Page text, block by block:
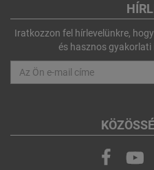
Iratkozzon fel hírlevelünkre,
és hasznos gyakorlati